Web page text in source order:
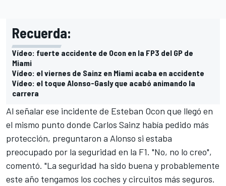
Recuerda:
Vídeo: fuerte accidente de Ocon en la FP3 del GP de
Miami
Vídeo: el viernes de Sainz en Miami acaba en accidente
Vídeo: el toque Alonso-Gasly que acabó animando la
carrera
Al señalar ese incidente de Esteban Ocon que llegó en
el mismo punto donde Carlos Sainz había pedido más
protección, preguntaron a Alonso si estaba
preocupado por la seguridad en la F1. "No, no lo creo",
comentó. "La seguridad ha sido buena y probablemente
este año tengamos los coches y circuitos más seguros.